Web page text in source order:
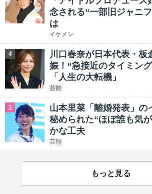
念される“一部旧ジャニ
は
イケメン
4
川口春奈が日本代表・板
娠！“急接近のタイミン
「人生の大転機」
芸能
5
山本里菜「離婚発表」の
秘められた“ほぼ誰も気
かな工夫
芸能
もっと見る